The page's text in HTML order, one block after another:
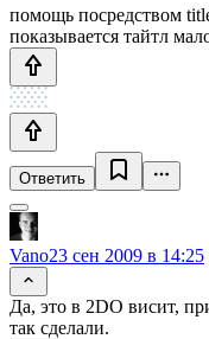
помощь посредством
показывается тайтл
Ответить
Vano23 сен 2009 в 14:25
Да, это в 2DO висит,
так сделали.